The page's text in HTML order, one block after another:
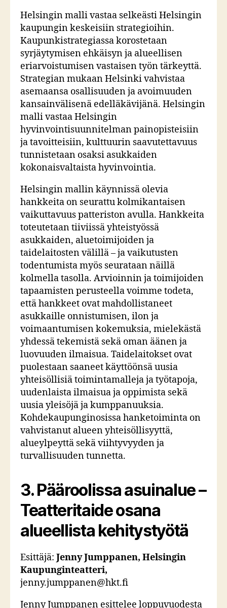
Helsingin malli vastaa selkeästi Helsingin
kaupungin keskeisiin strategioihin.
Kaupunkistrategiassa korostetaan
syrjäytymisen ehkäisyn ja alueellisen
eriarvoistumisen vastaisen työn tärkeyttä.
Strategian mukaan Helsinki vahvistaa
asemaansa osallisuuden ja avoimuuden
kansainvälisenä edelläkävijänä. Helsingin
malli vastaa Helsingin
hyvinvointisuunnitelman painopisteisiin
ja tavoitteisiin, kulttuurin saavutettavuus
tunnistetaan osaksi asukkaiden
kokonaisvaltaista hyvinvointia.
Helsingin mallin käynnissä olevia
hankkeita on seurattu kolmikantaisen
vaikuttavuus patteriston avulla. Hankkeita
toteutetaan tiiviissä yhteistyössä
asukkaiden, aluetoimijoiden ja
taidelaitosten välillä – ja vaikutusten
todentumista myös seurataan näillä
kolmella tasolla. Arvioinnin ja toimijoiden
tapaamisten perusteella voimme todeta,
että hankkeet ovat mahdollistaneet
asukkaille onnistumisen, ilon ja
voimaantumisen kokemuksia, mielekästä
yhdessä tekemistä sekä oman äänen ja
luovuuden ilmaisua. Taidelaitokset ovat
puolestaan saaneet käyttöönsä uusia
yhteisöllisiä toimintamalleja ja työtapoja,
uudenlaista ilmaisua ja oppimista sekä
uusia yleisöjä ja kumppanuuksia.
Kohdekaupunginosissa hanketoiminta on
vahvistanut alueen yhteisöllisyyttä,
alueylpeyttä sekä viihtyvyyden ja
turvallisuuden tunnetta.
3.Pääroolissa asuinalue –
Teatteritaide osana
alueellista kehitystyötä
Esittäjä: Jenny Jumppanen, Helsingin
Kaupunginteatteri,
jenny.jumppanen@hkt.fi
Jenny Jumppanen esittelee loppuvuodesta